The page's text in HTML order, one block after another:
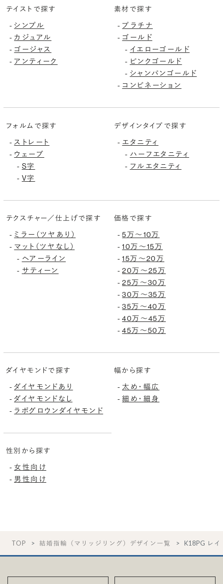
テイストで探す
- シンプル
- カジュアル
- ゴージャス
- アンティーク
素材で探す
- プラチナ
- ゴールド
- イエローゴールド
- ピンクゴールド
- シャンパンゴールド
- コンビネーション
フォルムで探す
- ストレート
- ウェーブ
- S字
- V字
デザインタイプで探す
- エタニティ
- ハーフエタニティ
- フルエタニティ
テクスチャー／仕上げで探す
- ミラー（ツヤあり）
- マット（ツヤなし）
- ヘアーライン
- サティーン
価格で探す
-5万〜10万
-10万〜15万
-15万〜20万
-20万〜25万
-25万〜30万
-30万〜35万
-35万〜40万
-40万〜45万
-45万〜50万
ダイヤモンドで探す
-ダイヤモンドあり
-ダイヤモンドなし
- ラボグロウンダイヤモンド
幅から探す
- 太め・幅広
-細め・細身
性別から探す
- 女性向け
- 男性向け
TOP 結婚指輪（マリッジリング）デザイン一覧 K18PG レ